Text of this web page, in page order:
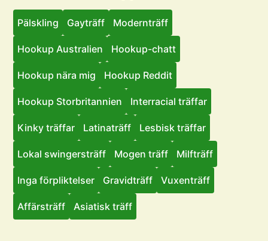
Pälskling Gayträff Modernträff
Hookup Australien Hookup-chatt
Hookup nära mig Hookup Reddit
Hookup Storbritannien Interracial träffar
Kinky träffar Latinaträff Lesbisk träffar
Lokal swingersträff Mogen träff Milfträff
Inga förpliktelser Gravidträff Vuxenträff
Affärsträff Asiatisk träff